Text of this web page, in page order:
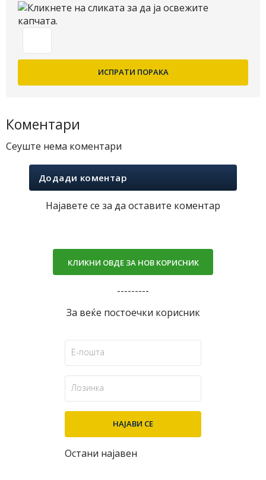
Коментари
Сеуште нема коментари
Додади коментар
Најавете се за да оставите коментар
КЛИКНИ ОВДЕ ЗА НОВ КОРИСНИК
---------
За веќе постоечки корисник
Остани најавен